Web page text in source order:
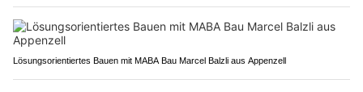
Lösungsorientiertes Bauen mit MABA Bau Marcel Balzli aus Appenzell